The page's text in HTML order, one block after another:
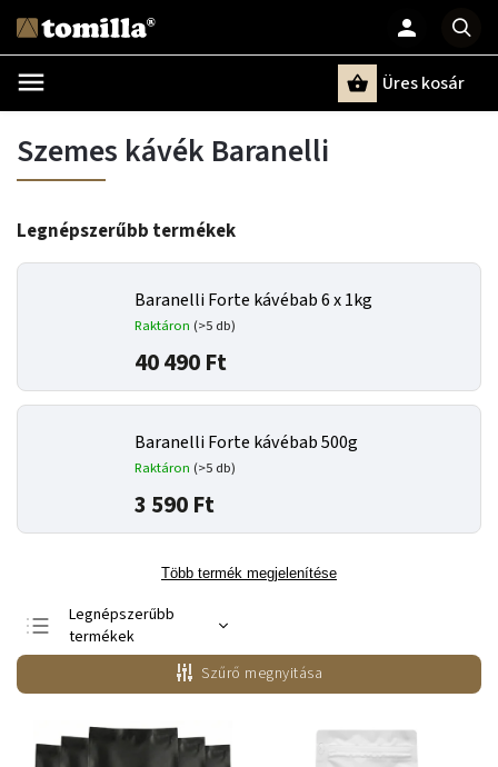
Üres kosár
Szemes kávék Baranelli
Legnépszerűbb termékek
Baranelli Forte kávébab 6 x 1kg
Raktáron (>5 db)
40 490 Ft
Baranelli Forte kávébab 500g
Raktáron (>5 db)
3 590 Ft
Több termék megjelenítése
Legnépszerűbb
termékek
Legolcsóbb elöl
Legdrágább
ABC szerint
Szűrő megnyitása